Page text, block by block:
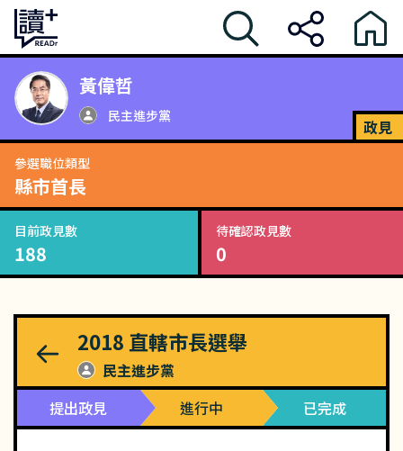
黃偉哲
民主進步黨
政見
參選職位類型
縣市首長
目前政見數
188
待確認政見數
0
2018 直轄市長選舉
民主進步黨
提出政見
進行中 已完成